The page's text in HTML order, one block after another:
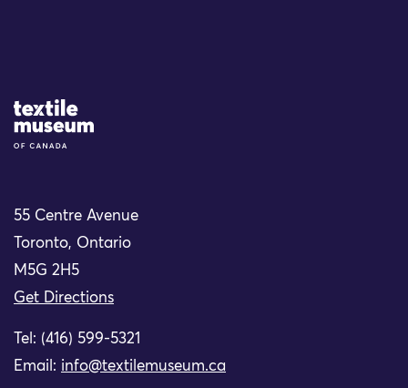
Site Logo
55 Centre Avenue
Toronto, Ontario
M5G 2H5
Get Directions
Tel: (416) 599-5321
Email: info@textilemuseum.ca